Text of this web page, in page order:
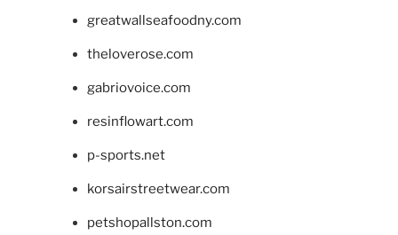
greatwallseafoodny.com
theloverose.com
gabriovoice.com
resinflowart.com
p-sports.net
korsairstreetwear.com
petshopallston.com